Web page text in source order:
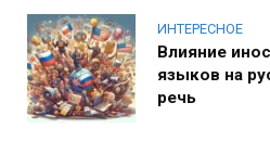
ИНТЕРЕСНОЕ
Влияние
языков на
речь